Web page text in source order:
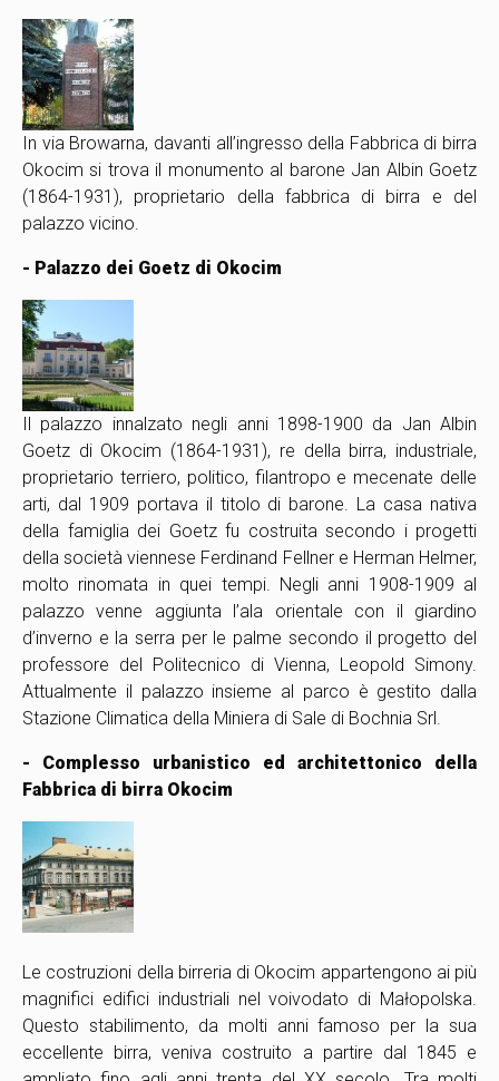
In via Browarna, davanti all’ingresso della Fabbrica di birra
Okocim si trova il monumento al barone Jan Albin Goetz
(1864-1931), proprietario della fabbrica di birra e del
palazzo vicino.
- Palazzo dei Goetz di Okocim
Il palazzo innalzato negli anni 1898-1900 da Jan Albin
Goetz di Okocim (1864-1931), re della birra, industriale,
proprietario terriero, politico, filantropo e mecenate delle
arti, dal 1909 portava il titolo di barone. La casa nativa
della famiglia dei Goetz fu costruita secondo i progetti
della società viennese Ferdinand Fellner e Herman Helmer,
molto rinomata in quei tempi. Negli anni 1908-1909 al
palazzo venne aggiunta l’ala orientale con il giardino
d’inverno e la serra per le palme secondo il progetto del
professore del Politecnico di Vienna, Leopold Simony.
Attualmente il palazzo insieme al parco è gestito dalla
Stazione Climatica della Miniera di Sale di Bochnia Srl.
- Complesso urbanistico ed architettonico della
Fabbrica di birra Okocim
Le costruzioni della birreria di Okocim appartengono ai più
magnifici edifici industriali nel voivodato di Małopolska.
Questo stabilimento, da molti anni famoso per la sua
eccellente birra, veniva costruito a partire dal 1845 e